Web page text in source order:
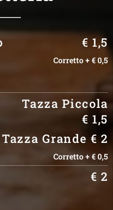
€ 1,5
Corretto + € 0,5
Tazza Piccola
€ 1,5
Tazza Grande € 2
Corretto + € 0,5
€ 2